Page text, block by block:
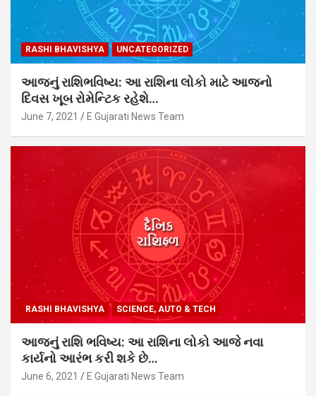
RASHI BHAVISHYA UNCATEGORIZED
આજનું રાશિભવિષ્ય: આ રાશિના લોકો માટે આજનો
દિવસ ખૂબ રોમેન્ટિક રહેશે…
June 7, 2021 E Gujarati News Team
RASHI BHAVISHYA SCIENCE, AUTO & TECH
આજનું રાશિ ભવિષ્ય: આ રાશિના લોકો આજે નવા
કાર્યનો આરંભ કરી શકે છે…
June 6, 2021 E Gujarati News Team